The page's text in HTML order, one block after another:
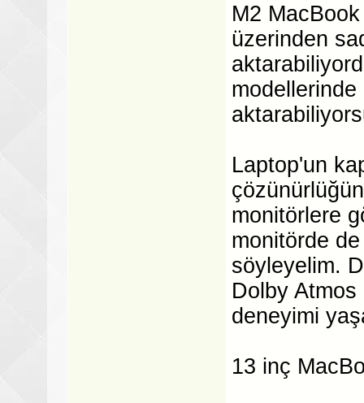
M2 MacBook
üzerinden
Laptop'un
monitörlere
monitörde
söyleyelim.
Dolby
deneyimi
13 inç